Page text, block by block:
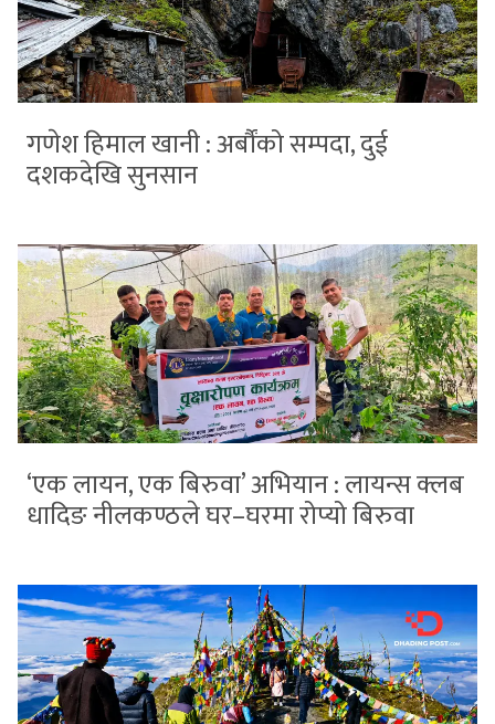
गणेश हिमाल खानी : अर्बौंको सम्पदा, दुई
दशकदेखि सुनसान
‘एक लायन, एक बिरुवा’ अभियान : लायन्स क्लब
धादिङ नीलकण्ठले घर–घरमा रोप्यो बिरुवा